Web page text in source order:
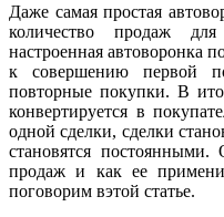
Даже самая простая
количество продаж для
настроенная автоворонка
к совершению первой
повторные покупки. В
конвертируется в
одной сделки, сделки
становятся
продаж и как ее
поговорим вэтой статье.